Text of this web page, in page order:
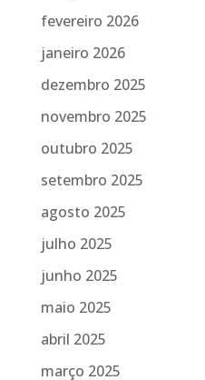
fevereiro 2026
janeiro 2026
dezembro 2025
novembro 2025
outubro 2025
setembro 2025
agosto 2025
julho 2025
junho 2025
maio 2025
abril 2025
março 2025